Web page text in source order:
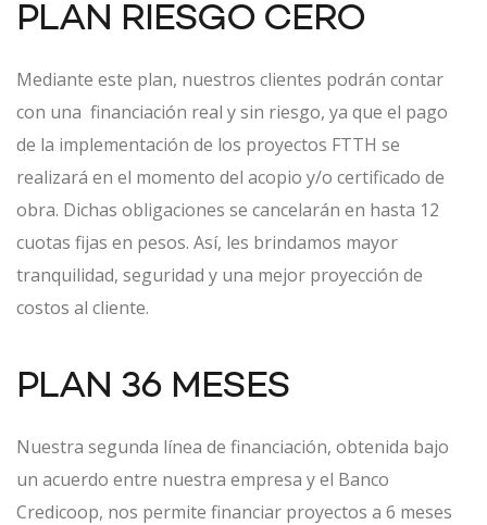
PLAN RIESGO CERO
Mediante este plan, nuestros clientes podrán contar
con una financiación real y sin riesgo, ya que el pago
de la implementación de los proyectos FTTH se
realizará en el momento del acopio y/o certificado de
obra. Dichas obligaciones se cancelarán en hasta 12
cuotas fijas en pesos. Así, les brindamos mayor
tranquilidad, seguridad y una mejor proyección de
costos al cliente.
PLAN 36 MESES
Nuestra segunda línea de financiación, obtenida bajo
un acuerdo entre nuestra empresa y el Banco
Credicoop, nos permite financiar proyectos a 6 meses